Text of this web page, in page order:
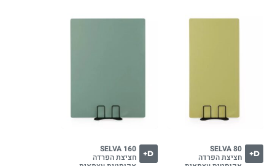
D+
SELVA 80
חציצת הפרדה D+
SELVA 160
חציצת הפרדה